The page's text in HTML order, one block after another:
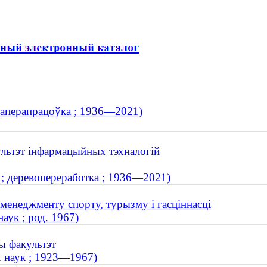
; 1936—2021)
інфармацыйных тэхналогій
деревопереработка ; 1936—2021)
спорту, турызму і гасціннасці
; род. 1967)
факультэт
наук ; 1923—1967)